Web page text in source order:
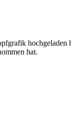
hochgeladen
hat.